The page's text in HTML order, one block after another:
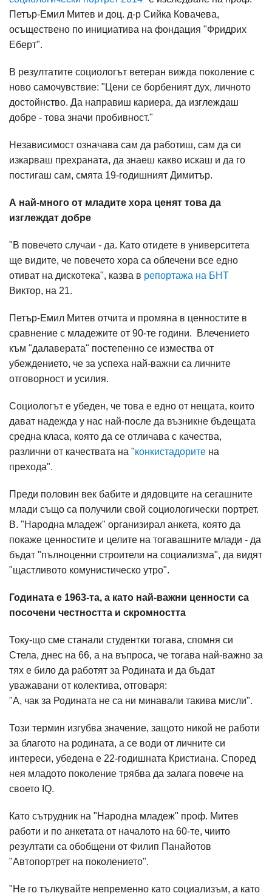
Петър-Емил Митев и доц. д-р Сийка Ковачева,
осъществено по инициатива на фондация "Фридрих
Еберт".
В резултатите социологът ветеран вижда поколение с
ново самочувствие: "Цени се борбеният дух, личното
достойнство. Да направиш кариера, да изглеждаш
добре - това значи пробивност."
Независимост означава сам да работиш, сам да си
изкарваш прехраната, да знаеш какво искаш и да го
постигаш сам, смята 19-годишният Димитър.
А най-много от младите хора ценят това да
изглеждат добре
"В повечето случаи - да. Като отидете в университета
ще видите, че повечето хора са облечени все едно
отиват на дискотека", казва в репортажа на БНТ
Виктор, на 21.
Петър-Емил Митев отчита и промяна в ценностите в
сравнение с младежите от 90-те години. Влечението
към "далаверата" постепенно се измества от
убеждението, че за успеха най-важни са личните
отговорност и усилия.
Социологът е убеден, че това е едно от нещата, които
дават надежда у нас най-после да възникне бъдещата
средна класа, която да се отличава с качества,
различни от качествата на "конкистадорите на
прехода".
Преди половин век бабите и дядовците на сегашните
млади също са получили свой социологически портрет.
В. "Народна младеж" организирал анкета, която да
покаже ценностите и целите на тогавашните млади - да
бъдат "пълноценни строители на социализма", да видят
"щастливото комунистическо утро".
Годината е 1963-та, а като най-важни ценности са
посочени честността и скромността
Току-що сме станали студентки тогава, спомня си
Стела, днес на 66, а на въпроса, че тогава най-важно за
тях е било да работят за Родината и да бъдат
уважавани от колектива, отговаря:
"A, чак за Родината не са ни минавали такива мисли".
Този термин изгубва значение, защото никой не работи
за благото на родината, а се води от личните си
интереси, убедена е 22-годишната Кристиана. Според
нея младото поколение трябва да залага повече на
своето IQ.
Като сътрудник на "Народна младеж" проф. Митев
работи и по анкетата от началото на 60-те, чиито
резултати са обобщени от Филип Панайотов
"Автопортрет на поколението".
"Не го тълкувайте непременно като социализъм, а като